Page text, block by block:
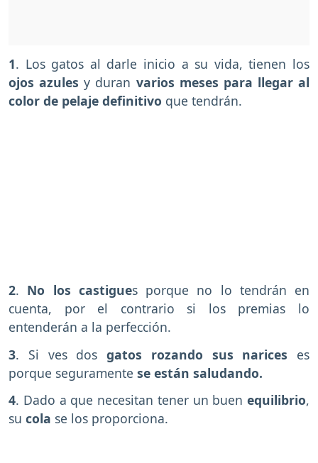
1. Los gatos al darle inicio a su vida, tienen los
ojos azulesy duran varios meses para llegar al
color de pelaje definitivo que tendrán.
2. No los castigues porque no lo tendrán en
cuenta, por el contrario si los premias lo
entenderán a la perfección.
3. Si ves dos gatos rozando sus narices es
porque seguramente se están saludando.
4. Dado a que necesitan tener un buen equilibrio,
su cola se los proporciona.